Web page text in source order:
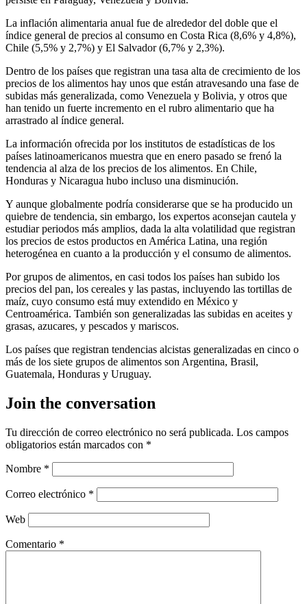
La inflación alimentaria anual fue de alrededor del doble que el
índice general de precios al consumo en Costa Rica (8,6% y 4,8%),
Chile (5,5% y 2,7%) y El Salvador (6,7% y 2,3%).
Dentro de los países que registran una tasa alta de crecimiento de los
precios de los alimentos hay unos que están atravesando una fase de
subidas más generalizada, como Venezuela y Bolivia, y otros que
han tenido un fuerte incremento en el rubro alimentario que ha
arrastrado al índice general.
La información ofrecida por los institutos de estadísticas de los
países latinoamericanos muestra que en enero pasado se frenó la
tendencia al alza de los precios de los alimentos. En Chile,
Honduras y Nicaragua hubo incluso una disminución.
Y aunque globalmente podría considerarse que se ha producido un
quiebre de tendencia, sin embargo, los expertos aconsejan cautela y
estudiar periodos más amplios, dada la alta volatilidad que registran
los precios de estos productos en América Latina, una región
heterogénea en cuanto a la producción y el consumo de alimentos.
Por grupos de alimentos, en casi todos los países han subido los
precios del pan, los cereales y las pastas, incluyendo las tortillas de
maíz, cuyo consumo está muy extendido en México y
Centroamérica. También son generalizadas las subidas en aceites y
grasas, azucares, y pescados y mariscos.
Los países que registran tendencias alcistas generalizadas en cinco o
más de los siete grupos de alimentos son Argentina, Brasil,
Guatemala, Honduras y Uruguay.
Join the conversation
Tu dirección de correo electrónico no será publicada. Los campos
obligatorios están marcados con *
Nombre *
Correo electrónico *
Web
Comentario *